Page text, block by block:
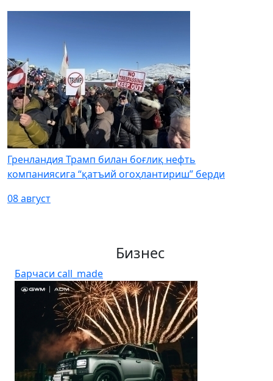
Гренландия Трамп билан боғлиқ нефть
компаниясига “қатъий огоҳлантириш” берди
08 август
Бизнес
Барчаси call_made